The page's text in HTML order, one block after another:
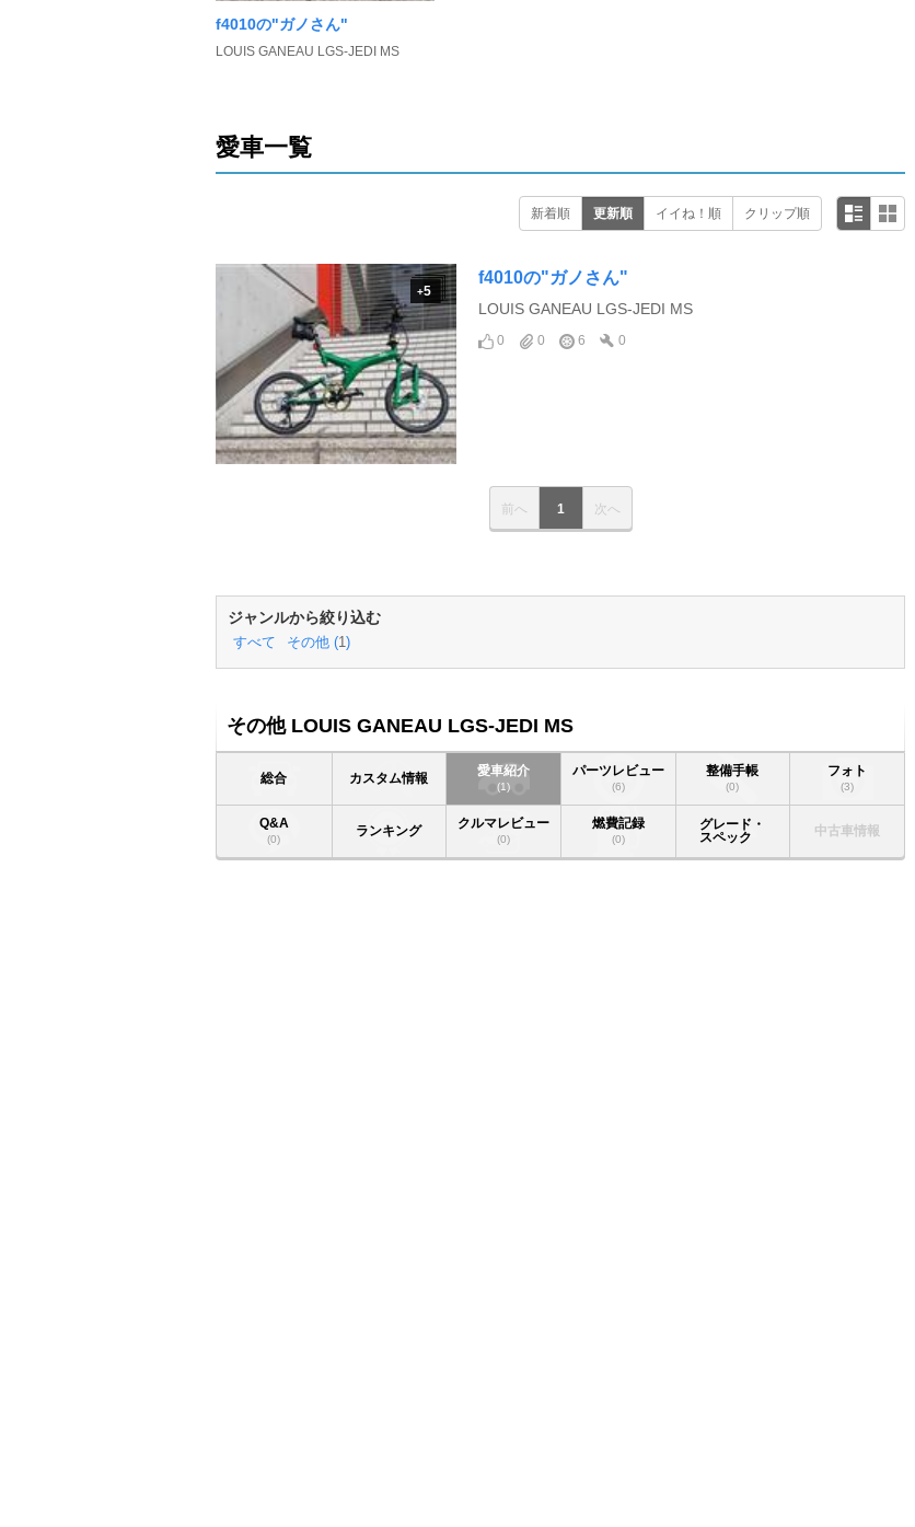
f4010の"ガノさん"
LOUIS GANEAU LGS-JEDI MS
愛車一覧
新着順 更新順 イイね！順 クリップ順
+5
f4010の"ガノさん"
LOUIS GANEAU LGS-JEDI MS
0 0 6 0
前へ 1 次へ
ジャンルから絞り込む
すべて その他 (1)
その他 LOUIS GANEAU LGS-JEDI MS
総合 カスタム情報
愛車紹介
(1)
パーツレビュー
(6)
整備手帳
(0)
フォト
(3)
Q&A
(0) ランキング
クルマレビュー
(0)
燃費記録
(0)
グレード・
スペック
中古車情報